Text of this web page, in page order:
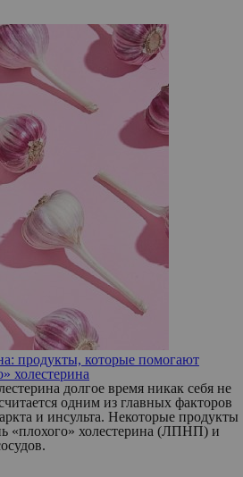
продукты, которые помогают
холестерина
долгое время никак себя не
одним из главных факторов
и инсульта. Некоторые продукты
«плохого» холестерина (ЛПНП) и